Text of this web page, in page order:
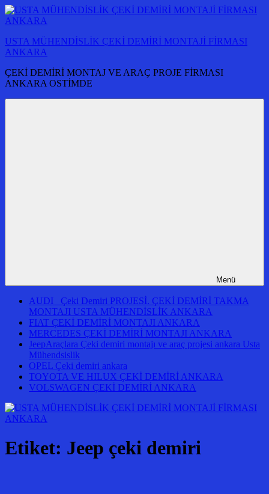
İçeriğe
atla
USTA MÜHENDİSLİK ÇEKİ DEMİRİ MONTAJİ FİRMASI
ANKARA
ÇEKİ DEMİRİ MONTAJ VE ARAÇ PROJE FİRMASI
ANKARA OSTİMDE
Menü
AUDI Çeki Demiri PROJESİ. ÇEKİ DEMİRİ TAKMA
MONTAJI USTA MÜHENDİSLİK ANKARA
FIAT ÇEKİ DEMİRİ MONTAJI ANKARA
MERCEDES ÇEKİ DEMİRİ MONTAJI ANKARA
JeepAraçlara Çeki demiri montajı ve araç projesi ankara Usta
Mühendsislik
OPEL Çeki demiri ankara
TOYOTA VE HILUX ÇEKİ DEMİRİ ANKARA
VOLSWAGEN ÇEKİ DEMİRİ ANKARA
Etiket: Jeep çeki demiri